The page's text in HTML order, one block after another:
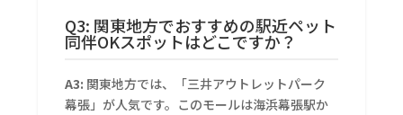
Q3: 関東地方でおすすめの駅近ペット
同伴OKスポットはどこですか？
A3: 関東地方では、「三井アウトレットパーク
幕張」が人気です。このモールは海浜幕張駅か